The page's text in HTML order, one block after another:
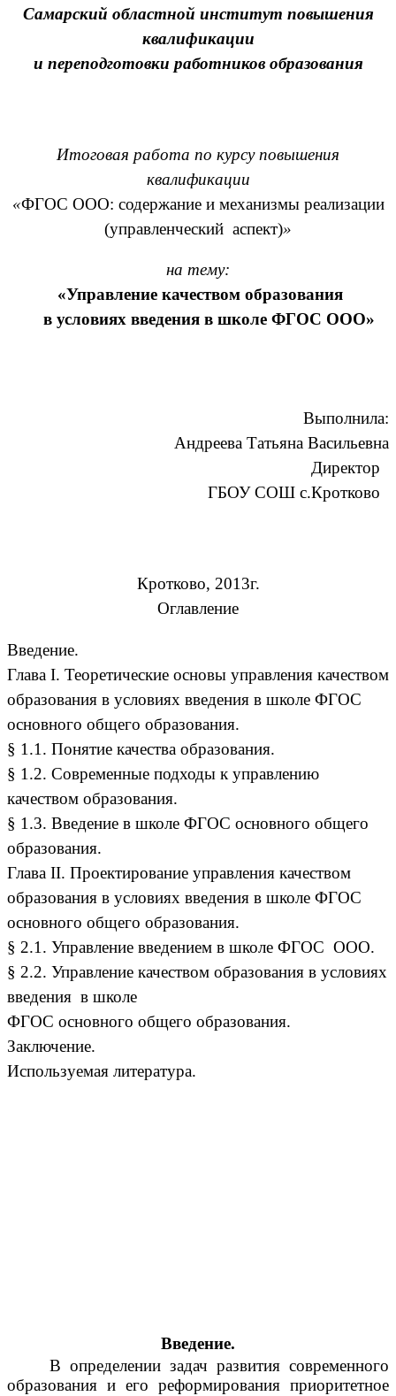
Самарский областной институт повышения
квалификации
и переподготовки работников образования
Итоговая работа по курсу повышения
квалификации
«ФГОС ООО: содержание и механизмы реализации
(управленческий аспект)»
на тему:
«Управление качеством образования
в условиях введения в школе ФГОС ООО»
Выполнила:
Андреева Татьяна Васильевна
Директор
ГБОУ СОШ с.Кротково
Кротково, 2013г.
Оглавление
Введение.
Глава I. Теоретические основы управления качеством
образования в условиях введения в школе ФГОС
основного общего образования.
§ 1.1. Понятие качества образования.
§ 1.2. Современные подходы к управлению
качеством образования.
§ 1.3. Введение в школе ФГОС основного общего
образования.
Глава II. Проектирование управления качеством
образования в условиях введения в школе ФГОС
основного общего образования.
§ 2.1. Управление введением в школе ФГОС ООО.
§ 2.2. Управление качеством образования в условиях
введения в школе
ФГОС основного общего образования.
Заключение.
Используемая литература.
Введение.
В определении задач развития современного
образования и его реформирования приоритетное